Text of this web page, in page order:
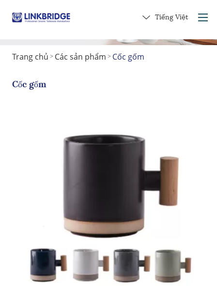
Trang chủ
Liên hệ với chúng tôi
Nhận một món quà
Tiếng Việt
Trang chủ > Các sản phẩm > Cốc gốm
Cốc gốm